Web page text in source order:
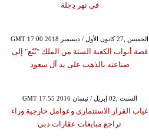
في نهر دِجلة
GMT 17:00 2018 الخميس ,27 كانون الأول / ديسمبر
قصة أبواب الكعبة الستة من الملك "تُبّع" إلى
صناعته بالذهب على يد آل سعود
GMT 17:55 2016 السبت ,02 إبريل / نيسان
غياب القرار الاستثماري وعوامل خارجية وراء
تراجع مبايعات عقارات دبي